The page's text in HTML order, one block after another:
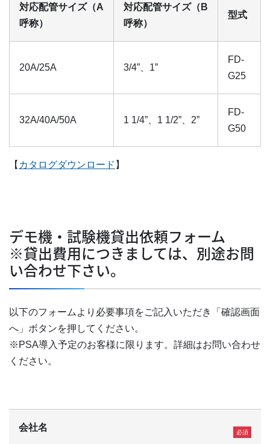
対応配管サイズ（A
呼称）
対応配管サイズ（B
呼称）
型式
20A/25A 3/4”、1”
FD-
G25
32A/40A/50A 1 1/4”、1 1/2”、2”
FD-
G50
【 カタログダウンロード 】
デモ機・試験機貸出依頼フォーム
※貸出費用につきましては、別途お問
い合わせ下さい。
以下のフォームより必要事項をご記入いただき「確認画面
へ」ボタンを押してください。
※PSA導入予定のお客様に限ります。詳細はお問い合わせ
ください。
会社名